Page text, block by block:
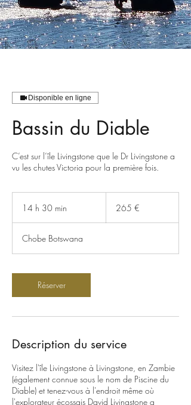
Disponible en ligne
Bassin du Diable
C’est sur l’île Livingstone que le Dr Livingstone a
vu les chutes Victoria pour la première fois.
14 h 30 min
3
0
i
265 €
Chobe Botswana
Réserver
Description du service
Visitez l'île Livingstone à Livingstone, en Zambie
(également connue sous le nom de Piscine du
Diable) et tenez-vous à l'endroit même où
l'explorateur écossais David Livingstone a